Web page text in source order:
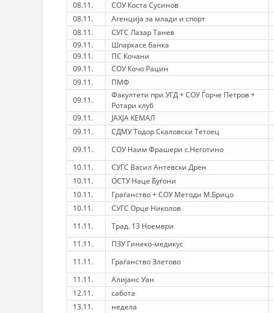
08.11.
СОУ Коста Сусинов
08.11.
Агенција за млади и спорт
08.11.
СУГС Лазар Танев
09.11.
Шпаркасе банка
09.11.
ПС Кочани
09.11.
СОУ Кочо Рацин
09.11.
ПМФ
09.11.
Факултети при УГД + СОУ Ѓорче Петров +
Ротари клуб
09.11.
ЈАХЈА КЕМАЛ
09.11.
СДМУ Тодор Скаловски Тетоец
09.11.
СОУ Наим Фрашери с.Неготино
10.11.
СУГС Васил Антевски Дрен
10.11.
ОСТУ Наце Буѓони
10.11.
Граѓанство + СОУ Методи М.Брицо
10.11.
СУГС Орце Николов
11.11.
Трад. 13 Ноември
11.11.
ПЗУ Гинеко-медикус
11.11.
Граѓанство Злетово
11.11.
Алијанс Уан
12.11.
сабота
13.11.
недела